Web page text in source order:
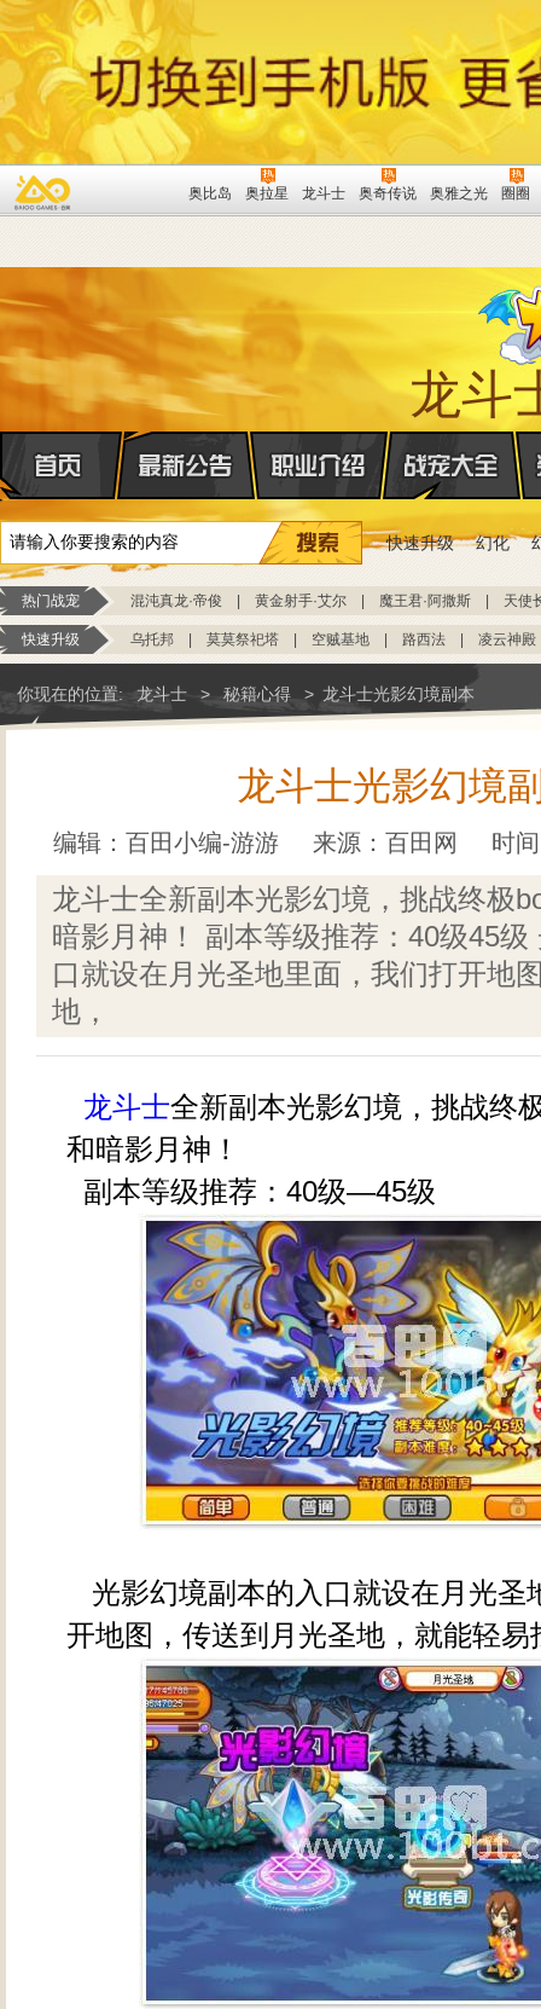
奥比岛 奥拉星 龙斗士 奥奇传说 奥雅之光 圈圈
龙斗
快速升级 幻化
热门战宠 混沌真龙·帝俊 黄金射手·艾尔 魔王君·阿撒斯 天使
快速升级 乌托邦 莫莫祭祀塔 空贼基地 路西法 凌云神殿
你现在的位置: 龙斗士 > 秘籍心得 > 龙斗士光影幻境副本
龙斗士光影幻境
编辑：百田小编-游游 来源： 百田网 时
龙斗士全新副本光影幻境，挑战终极
暗影月神！ 副本等级推荐：40级45
口就设在月光圣地里面，我们打开地
地，
龙斗士全新副本光影幻境，挑战终
和暗影月神！
副本等级推荐：40级—45级
光影幻境副本的入口就设在月光圣
开地图，传送到月光圣地，就能轻易